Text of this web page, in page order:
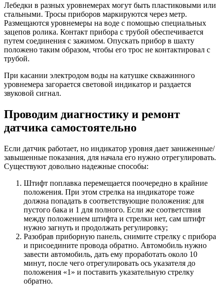
Лебедки в разных уровнемерах могут быть пластиковыми или
стальными. Тросы приборов маркируются через метр.
Размещаются уровнемеры на воде с помощью специальных
зацепов ролика. Контакт прибора с трубой обеспечивается
путем соединения с зажимом. Опускать прибор в шахту
положено таким образом, чтобы его трос не контактировал с
трубой.
При касании электродом воды на катушке скважинного
уровнемера загорается световой индикатор и раздается
звуковой сигнал.
Проводим диагностику и ремонт
датчика самостоятельно
Если датчик работает, но индикатор уровня дает заниженные/
завышенные показания, для начала его нужно отрегулировать.
Существуют довольно надежные способы:
Штифт поплавка перемещается поочередно в крайние
положения. При этом стрелка на индикаторе тоже
должна попадать в соответствующие положения: для
пустого бака и 1 для полного. Если же соответствия
между положением штифта и стрелки нет, сам штифт
нужно загнуть и продолжать регулировку;
Разобрав приборную панель, снимите стрелку с прибора
и присоедините провода обратно. Автомобиль нужно
завести автомобиль, дать ему проработать около 10
минут, после чего отрегулировать ось указателя до
положения «1» и поставить указательную стрелку
обратно.